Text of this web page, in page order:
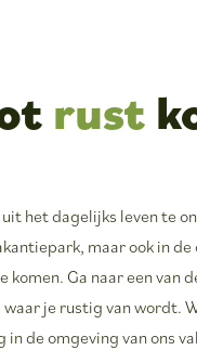
rust
uit het dagelijks leven te
maar ook in
Ga naar een van
je rustig van wordt.
in de omgeving van ons